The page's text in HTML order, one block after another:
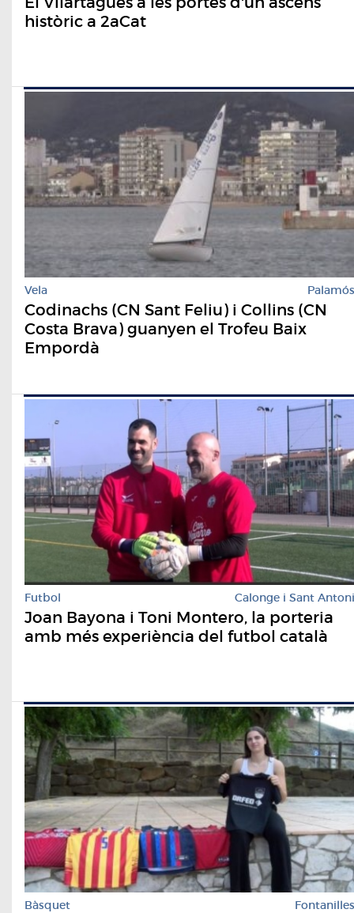
històric a 2aCat
Vela Palamós
Codinachs (CN Sant Feliu) i Collins (CN
Costa Brava) guanyen el Trofeu Baix
Empordà
Futbol Calonge i Sant Antoni
Joan Bayona i Toni Montero, la porteria
amb més experiència del futbol català
Bàsquet Fontanilles